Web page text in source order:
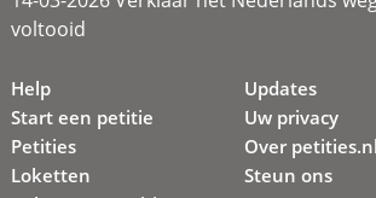
voltooid
Help
Start een petitie
Petities
Loketten
Updates
Uw privacy
Over petities.nl
Steun ons